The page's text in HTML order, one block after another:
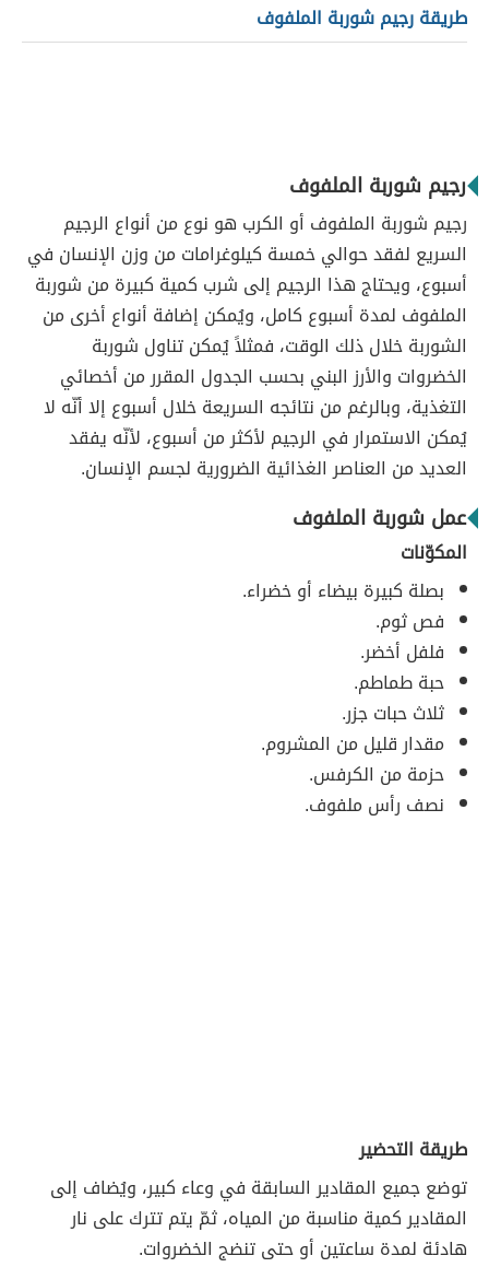
طريقة رجيم شوربة الملفوف
رجيم شوربة الملفوف
رجيم شوربة الملفوف أو الكرب هو نوع من أنواع الرجيم
السريع لفقد حوالي خمسة كيلوغرامات من وزن الإنسان في
أسبوع، ويحتاج هذا الرجيم إلى شرب كمية كبيرة من شوربة
الملفوف لمدة أسبوع كامل، ويُمكن إضافة أنواع أخرى من
الشوربة خلال ذلك الوقت، فمثلاً يُمكن تناول شوربة
الخضروات والأرز البني بحسب الجدول المقرر من أخصائي
التغذية، وبالرغم من نتائجه السريعة خلال أسبوع إلا أنّه لا
يُمكن الاستمرار في الرجيم لأكثر من أسبوع، لأنّه يفقد
العديد من العناصر الغذائية الضرورية لجسم الإنسان.
عمل شوربة الملفوف
المكوّنات
بصلة كبيرة بيضاء أو خضراء.
فص ثوم.
فلفل أخضر.
حبة طماطم.
ثلاث حبات جزر.
مقدار قليل من المشروم.
حزمة من الكرفس.
نصف رأس ملفوف.
طريقة التحضير
توضع جميع المقادير السابقة في وعاء كبير، ويُضاف إلى
المقادير كمية مناسبة من المياه، ثمّ يتم تترك على نار
هادئة لمدة ساعتين أو حتى تنضج الخضروات.